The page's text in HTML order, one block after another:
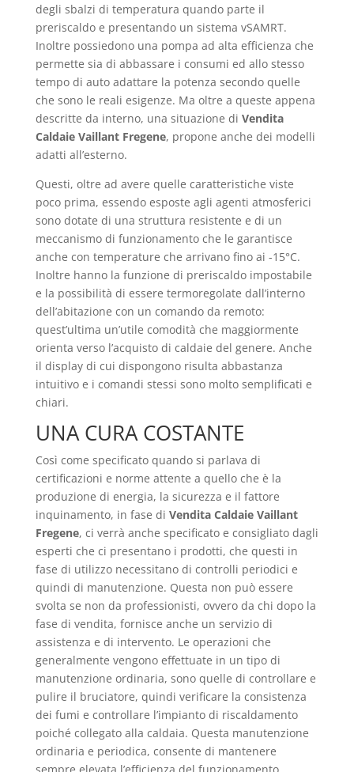
degli sbalzi di temperatura quando parte il
preriscaldo e presentando un sistema vSAMRT.
Inoltre possiedono una pompa ad alta efficienza che
permette sia di abbassare i consumi ed allo stesso
tempo di auto adattare la potenza secondo quelle
che sono le reali esigenze. Ma oltre a queste appena
descritte da interno, una situazione di Vendita
Caldaie Vaillant Fregene, propone anche dei modelli
adatti all’esterno.
Questi, oltre ad avere quelle caratteristiche viste
poco prima, essendo esposte agli agenti atmosferici
sono dotate di una struttura resistente e di un
meccanismo di funzionamento che le garantisce
anche con temperature che arrivano fino ai -15°C.
Inoltre hanno la funzione di preriscaldo impostabile
e la possibilità di essere termoregolate dall’interno
dell’abitazione con un comando da remoto:
quest’ultima un’utile comodità che maggiormente
orienta verso l’acquisto di caldaie del genere. Anche
il display di cui dispongono risulta abbastanza
intuitivo e i comandi stessi sono molto semplificati e
chiari.
UNA CURA COSTANTE
Così come specificato quando si parlava di
certificazioni e norme attente a quello che è la
produzione di energia, la sicurezza e il fattore
inquinamento, in fase di Vendita Caldaie Vaillant
Fregene, ci verrà anche specificato e consigliato dagli
esperti che ci presentano i prodotti, che questi in
fase di utilizzo necessitano di controlli periodici e
quindi di manutenzione. Questa non può essere
svolta se non da professionisti, ovvero da chi dopo la
fase di vendita, fornisce anche un servizio di
assistenza e di intervento. Le operazioni che
generalmente vengono effettuate in un tipo di
manutenzione ordinaria, sono quelle di controllare e
pulire il bruciatore, quindi verificare la consistenza
dei fumi e controllare l’impianto di riscaldamento
poiché collegato alla caldaia. Questa manutenzione
ordinaria e periodica, consente di mantenere